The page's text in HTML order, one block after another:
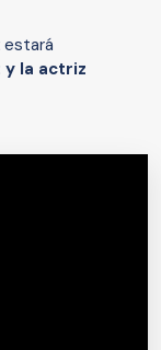
estará
la actriz